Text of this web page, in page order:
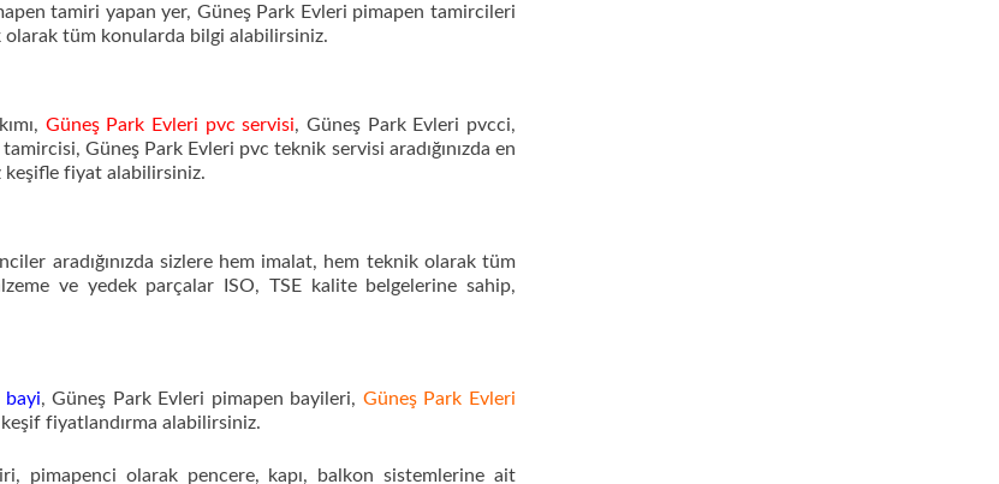
tamiri yapan yer, Güneş Park Evleri pimapen tamircileri
tüm konularda bilgi alabilirsiniz.
Güneş Park Evleri pvc servisi, Güneş Park Evleri pvcci,
Güneş Park Evleri pvc teknik servisi aradığınızda en
keşifle fiyat alabilirsiniz.
aradığınızda sizlere hem imalat, hem teknik olarak tüm
ve yedek parçalar ISO, TSE kalite belgelerine sahip,
bayi, Güneş Park Evleri pimapen bayileri, Güneş Park Evleri
fiyatlandırma alabilirsiniz.
pimapenci olarak pencere, kapı, balkon sistemlerine ait